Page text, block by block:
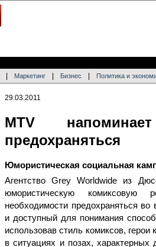
Маркетинг Бизнес Политика и
29.03.2011
MTV
предохраняться
Юмористическая социальная
Агентство Grey Worldwide из
юмористическую
необходимости предохраняться
и доступный для понимания
использовав стиль комиксов,
в ситуациях и позах,